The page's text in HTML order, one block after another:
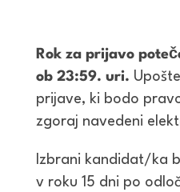
Rok za prijavo
ob 23:59. uri.
prijave, ki bodo
zgoraj navedeni
Izbrani kandidat/ka
v roku 15 dni po